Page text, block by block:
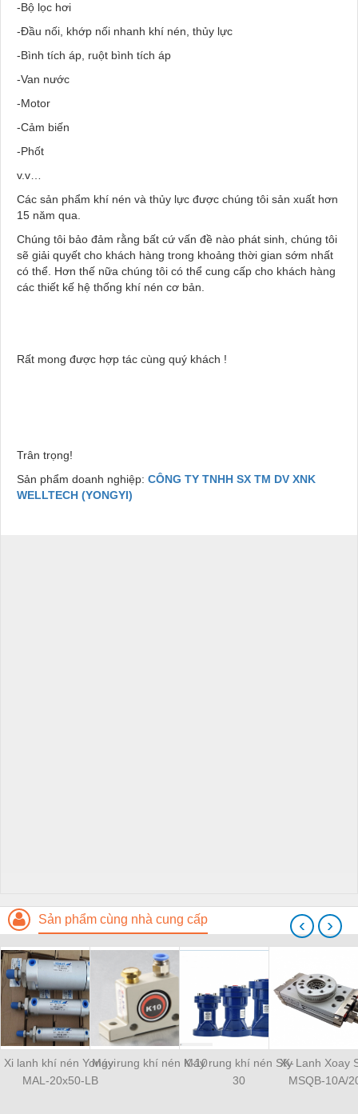
-Bộ lọc hơi
-Đầu nối, khớp nối nhanh khí nén, thủy lực
-Bình tích áp, ruột bình tích áp
-Van nước
-Motor
-Cảm biến
-Phốt
v.v…
Các sản phẩm khí nén và thủy lực được chúng tôi sản xuất hơn
15 năm qua.
Chúng tôi bảo đảm rằng bất cứ vấn đề nào phát sinh, chúng tôi
sẽ giải quyết cho khách hàng trong khoảng thời gian sớm nhất
có thể. Hơn thế nữa chúng tôi có thể cung cấp cho khách hàng
các thiết kế hệ thống khí nén cơ bản.
Rất mong được hợp tác cùng quý khách !
Trân trọng!
Sản phẩm doanh nghiệp: CÔNG TY TNHH SX TM DV XNK
WELLTECH (YONGYI)
Sản phẩm cùng nhà cung cấp
Xi lanh khí nén Yongyi
MAL-20x50-LB
Máy rung khí nén K-10Máy rung khí nén SK-
30
Xy Lanh Xoay
MSQB-10A/
‹ ›